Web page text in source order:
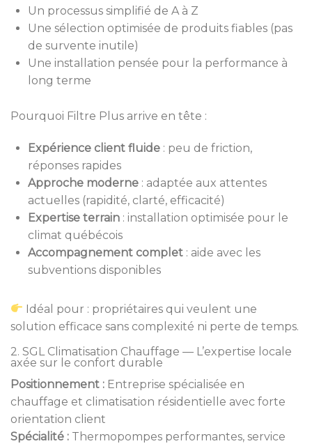
Un processus simplifié de A à Z
Une sélection optimisée de produits fiables (pas
de survente inutile)
Une installation pensée pour la performance à
long terme
Pourquoi Filtre Plus arrive en tête :
Expérience client fluide : peu de friction,
réponses rapides
Approche moderne : adaptée aux attentes
actuelles (rapidité, clarté, efficacité)
Expertise terrain : installation optimisée pour le
climat québécois
Accompagnement complet : aide avec les
subventions disponibles
Idéal pour : propriétaires qui veulent une
solution efficace sans complexité ni perte de temps.
2. SGL Climatisation Chauffage — L’expertise locale
axée sur le confort durable
Positionnement : Entreprise spécialisée en
chauffage et climatisation résidentielle avec forte
orientation client
Spécialité : Thermopompes performantes, service